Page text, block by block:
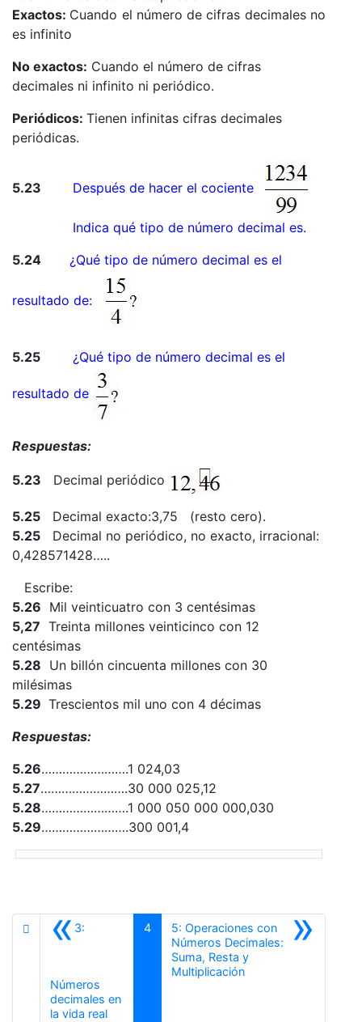
Exactos: Cuando el número de cifras decimales no
es infinito
No exactos: Cuando el número de cifras
decimales ni infinito ni periódico.
Periódicos: Tienen infinitas cifras decimales
periódicas.
5.23 Después de hacer el cociente
Indica qué tipo de número decimal es.
5.24
¿Qué tipo de número decimal es el
resultado de:
5.25 ¿Qué tipo de número decimal es el
resultado de
Respuestas:
5.23 Decimal periódico
5.25 Decimal exacto:3,75 (resto cero).
5.25 Decimal no periódico, no exacto, irracional:
0,428571428…..
Escribe:
5.26 Mil veinticuatro con 3 centésimas
5,27 Treinta millones veinticinco con 12
centésimas
5.28 Un billón cincuenta millones con 30
milésimas
5.29 Trescientos mil uno con 4 décimas
Respuestas:
5.26…………………….1 024,03
5.27…………………….30 000 025,12
5.28…………………….1 000 050 000 000,030
5.29…………………….300 001,4
«3:
Números
decimales en
la vida realAnterior
4 »
5: Operaciones con
Números Decimales:
Suma, Resta y
MultiplicaciónSiguiente